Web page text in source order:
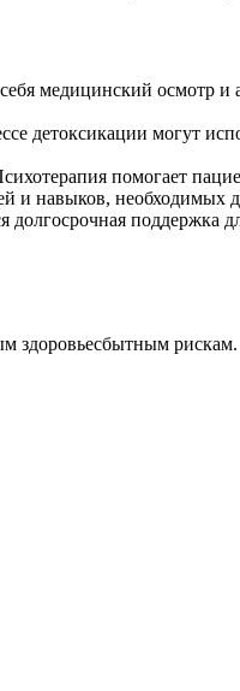
медицинский осмотр
детоксикации могут
помогает
и навыков, необходимых
долгосрочная
здоровьесбытным